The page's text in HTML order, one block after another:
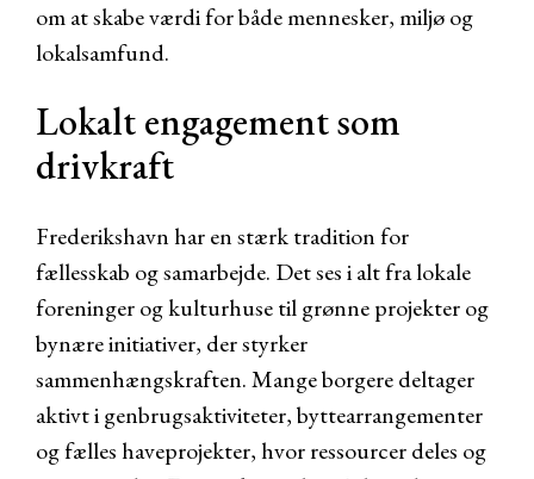
om at skabe værdi for både mennesker, miljø og
lokalsamfund.
Lokalt engagement som
drivkraft
Frederikshavn har en stærk tradition for
fællesskab og samarbejde. Det ses i alt fra lokale
foreninger og kulturhuse til grønne projekter og
bynære initiativer, der styrker
sammenhængskraften. Mange borgere deltager
aktivt i genbrugsaktiviteter, byttearrangementer
og fælles haveprojekter, hvor ressourcer deles og